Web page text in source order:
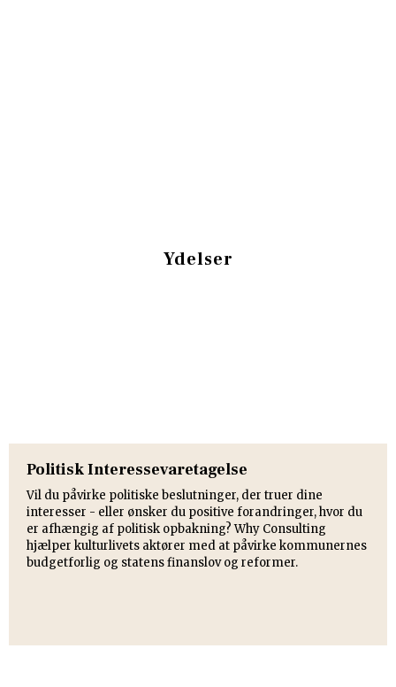
Ydelser
Politisk Interessevaretagelse
Vil du påvirke politiske beslutninger, der truer dine
interesser - eller ønsker du positive forandring​er, hvor du
er afhængig af politisk opbakning? Why Consulting
hjælper kulturlivets aktører med at påvirke kommunernes
budgetforlig og statens finanslov og reformer.​